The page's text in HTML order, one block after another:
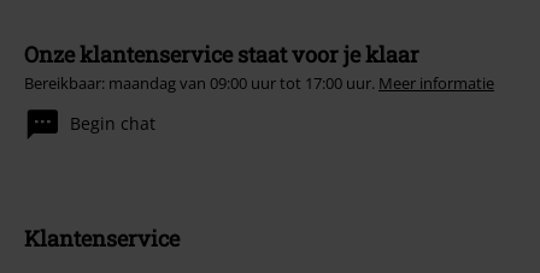
Onze klantenservice staat voor je klaar
Bereikbaar: maandag van 09:00 uur tot 17:00 uur. Meer informatie
Begin chat
Klantenservice